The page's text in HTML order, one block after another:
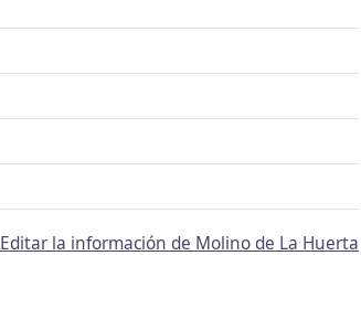
Editar la información de Molino de La Huerta